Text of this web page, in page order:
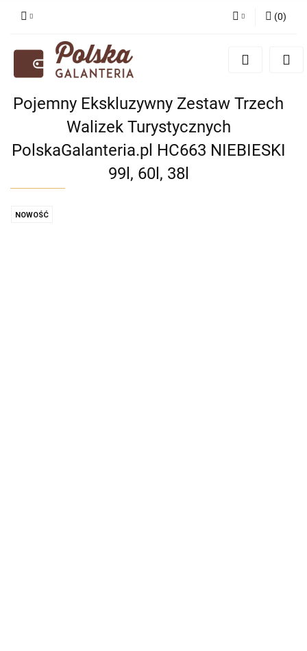
Zaloguj się
(0)
Pojemny Ekskluzywny Zestaw Trzech
Walizek Turystycznych
PolskaGalanteria.pl HC663 NIEBIESKI
99l, 60l, 38l
NOWOŚĆ